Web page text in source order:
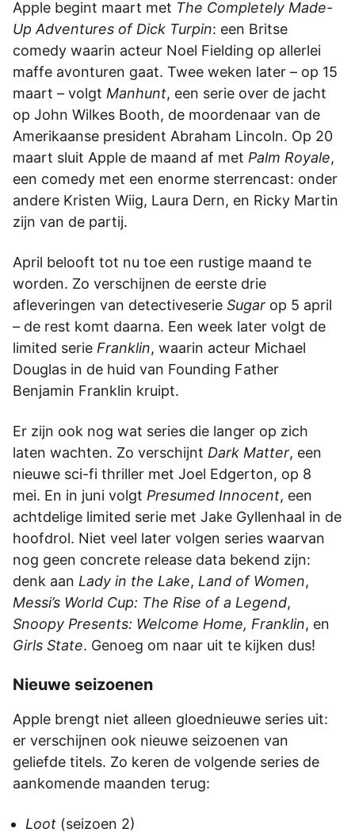
Apple begint maart met The Completely Made-
Up Adventures of Dick Turpin: een Britse
comedy waarin acteur Noel Fielding op allerlei
maffe avonturen gaat. Twee weken later – op 15
maart – volgt Manhunt, een serie over de jacht
op John Wilkes Booth, de moordenaar van de
Amerikaanse president Abraham Lincoln. Op 20
maart sluit Apple de maand af met Palm Royale,
een comedy met een enorme sterrencast: onder
andere Kristen Wiig, Laura Dern, en Ricky Martin
zijn van de partij.
April belooft tot nu toe een rustige maand te
worden. Zo verschijnen de eerste drie
afleveringen van detectiveserie Sugar op 5 april
– de rest komt daarna. Een week later volgt de
limited serie Franklin, waarin acteur Michael
Douglas in de huid van Founding Father
Benjamin Franklin kruipt.
Er zijn ook nog wat series die langer op zich
laten wachten. Zo verschijnt Dark Matter, een
nieuwe sci-fi thriller met Joel Edgerton, op 8
mei. En in juni volgt Presumed Innocent, een
achtdelige limited serie met Jake Gyllenhaal in de
hoofdrol. Niet veel later volgen series waarvan
nog geen concrete release data bekend zijn:
denk aan Lady in the Lake, Land of Women,
Messi’s World Cup: The Rise of a Legend,
Snoopy Presents: Welcome Home, Franklin, en
Girls State. Genoeg om naar uit te kijken dus!
Nieuwe seizoenen
Apple brengt niet alleen gloednieuwe series uit:
er verschijnen ook nieuwe seizoenen van
geliefde titels. Zo keren de volgende series de
aankomende maanden terug:
Loot (seizoen 2)